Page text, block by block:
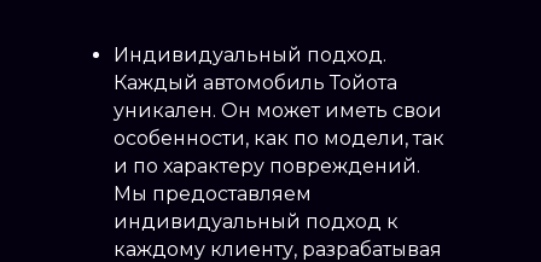
Индивидуальный подход.
Каждый автомобиль Тойота
уникален. Он может иметь свои
особенности, как по модели, так
и по характеру повреждений.
Мы предоставляем
индивидуальный подход к
каждому клиенту, разрабатывая